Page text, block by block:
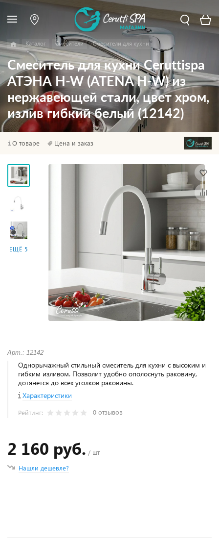
Каталог Смесители Смесители для кухни
Смеситель для кухни Ceruttispa
АТЭНА H-W (ATENA H-W) из
нержавеющей стали, цвет хром,
излив гибкий белый (12142)
О товаре Цена и заказ
ЕЩЁ 5
Арт.: 12142
Однорычажный стильный смеситель для кухни с высоким и
гибким изливом. Позволит удобно ополоснуть раковину,
дотянется до всех уголков раковины.
Характеристики
Рейтинг: 0 отзывов
2 160 руб. / шт
Нашли дешевле?